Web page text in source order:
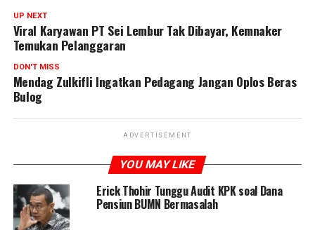
UP NEXT
Viral Karyawan PT Sei Lembur Tak Dibayar, Kemnaker
Temukan Pelanggaran
DON'T MISS
Mendag Zulkifli Ingatkan Pedagang Jangan Oplos Beras
Bulog
ADVERTISEMENT
YOU MAY LIKE
Erick Thohir Tunggu Audit KPK soal Dana
Pensiun BUMN Bermasalah